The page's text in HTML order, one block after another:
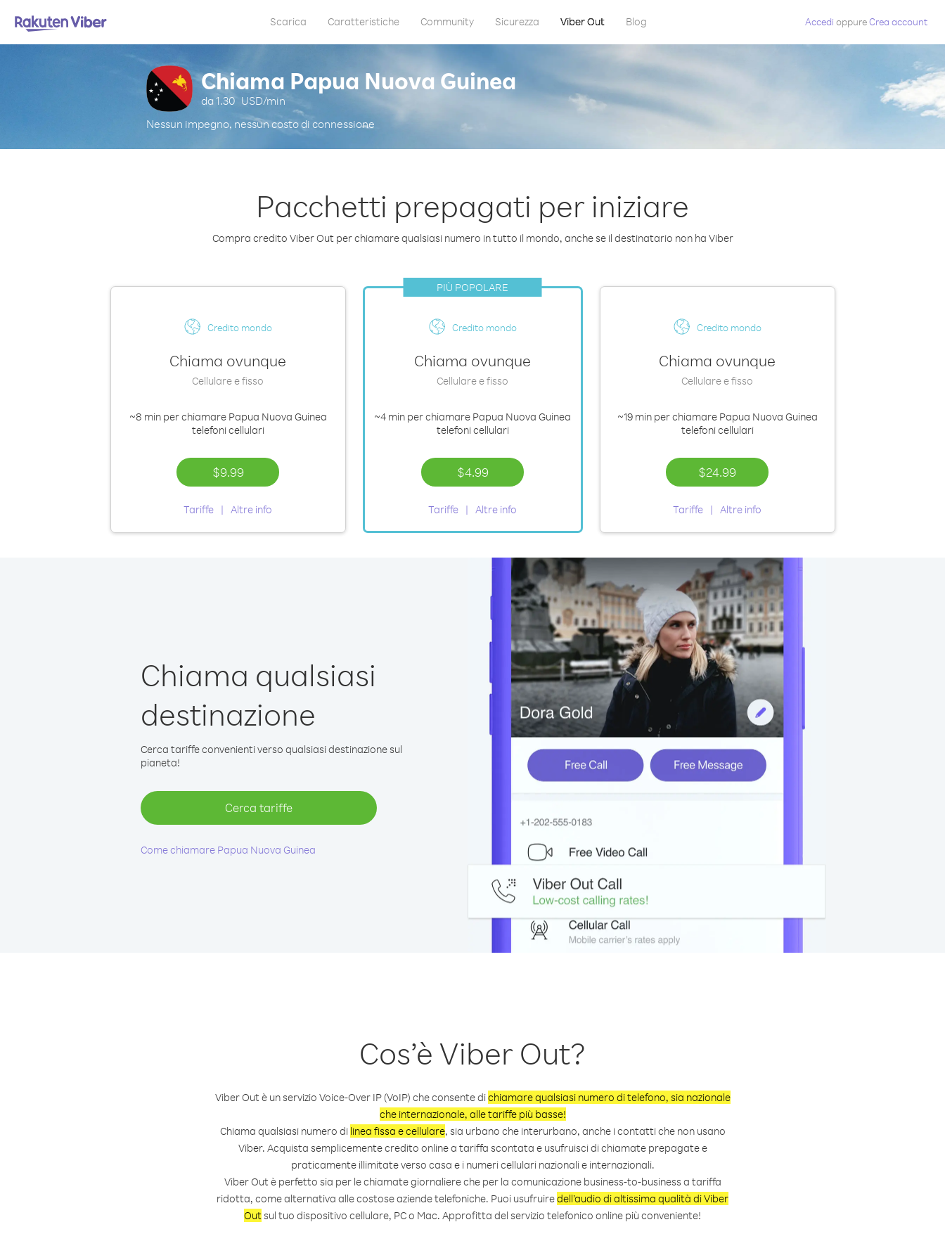
Scarica Caratteristiche Community Sicurezza Viber Out Blog Accedi oppureCrea account
Chiama Papua Nuova Guinea
da 1.30 USD/min
Nessun impegno, nessun costo di connessione
Pacchetti prepagati per iniziare
Compra credito Viber Out per chiamare qualsiasi numero in tutto il mondo, anche se il destinatario non ha Viber
Credito mondo
Chiama ovunque
Cellulare e fisso
~8 minper chiamare Papua Nuova Guinea
telefoni cellulari
$9.99
Tariffe Altre info
PIÙ POPOLARE
Credito mondo
Chiama ovunque
Cellulare e fisso
~4 min per chiamare Papua Nuova Guinea
telefoni cellulari
$4.99
Tariffe Altre info
Credito mondo
Chiama ovunque
Cellulare e fisso
~19 minper chiamare Papua Nuova Guinea
telefoni cellulari
$24.99
Tariffe Altre info
Chiama qualsiasi
destinazione
Cerca tariffe convenienti verso qualsiasi destinazione sul
pianeta!
Cerca tariffe
Come chiamare Papua Nuova Guinea
Cos’è Viber Out?
Viber Out è un servizio Voice-Over IP (VoIP) che consente dichiamare qualsiasi numero di telefono, sia nazionale
che internazionale, alle tariffe più basse!
Chiama qualsiasi numero di linea fissa e cellulare, sia urbano che interurbano, anche i contatti che non usano
Viber. Acquista semplicemente credito online a tariffa scontata e usufruisci di chiamate prepagate e
praticamente illimitate verso casa e i numeri cellulari nazionali e internazionali.
Viber Out è perfetto sia per le chiamate giornaliere che per la comunicazione business-to-business a tariffa
ridotta, come alternativa alle costose aziende telefoniche. Puoi usufruiredell’audio di altissima qualità di Viber
Outsul tuo dispositivo cellulare, PC o Mac. Approfitta del servizio telefonico online più conveniente!